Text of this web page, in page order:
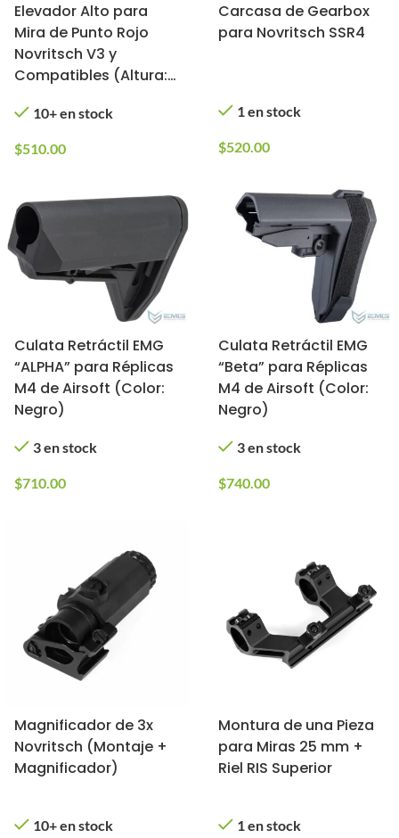
Elevador Alto para
Mira de Punto Rojo
Novritsch V3 y
Compatibles (Altura:
10+ en stock
$510.00
Carcasa de Gearbox
para Novritsch SSR4
1 en stock
$520.00
Culata Retráctil EMG
“ALPHA” para Réplicas
M4 de Airsoft (Color:
Negro)
3 en stock
$710.00
Culata Retráctil EMG
“Beta” para Réplicas
M4 de Airsoft (Color:
Negro)
3 en stock
$740.00
Magnificador de 3x
Novritsch (Montaje +
Magnificador)
10+ en stock
Montura de una Pieza
para Miras 25 mm +
Riel RIS Superior
1 en stock